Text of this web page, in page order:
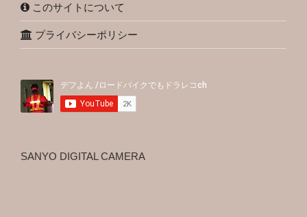
このサイトについて
プライバシーポリシー
SANYO DIGITAL CAMERA